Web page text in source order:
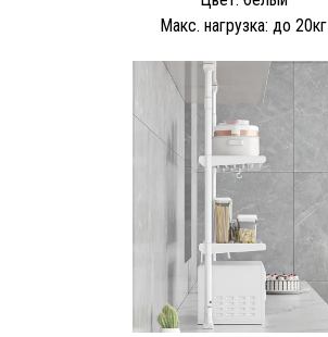
Макс. нагрузка: до 20кг